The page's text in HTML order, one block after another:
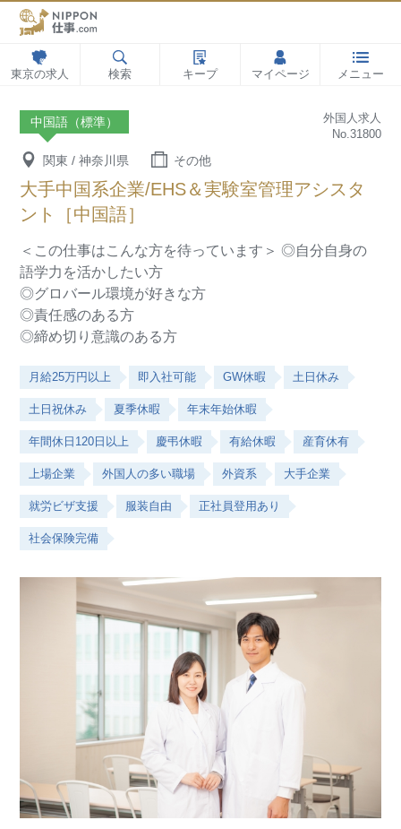
東京の求人 検索 キープ マイページ メニュー
中国語（標準）
外国人求人
No.31800
関東 / 神奈川県 その他
大手中国系企業/EHS＆実験室管理アシスタ
ント［中国語］
＜この仕事はこんな方を待っています＞ ◎自分自身の
語学力を活かしたい方
◎グロバール環境が好きな方
◎責任感のある方
◎締め切り意識のある方
月給25万円以上 即入社可能 GW休暇 土日休み
土日祝休み 夏季休暇 年末年始休暇
年間休日120日以上 慶弔休暇 有給休暇 産育休有
上場企業 外国人の多い職場 外資系 大手企業
就労ビザ支援 服装自由 正社員登用あり
社会保険完備